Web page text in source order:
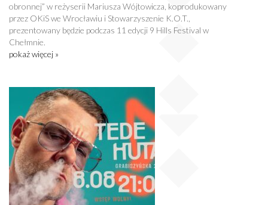
obronnej” w reżyserii Mariusza Wójtowicza, koprodukowany
przez OKiS we Wrocławiu i Stowarzyszenie K.O.T.,
prezentowany będzie podczas 11 edycji 9 Hills Festival w
Chełmnie.
pokaż więcej »